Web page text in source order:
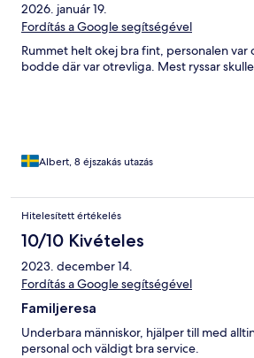
2026. január 19.
Fordítás a Google segítségével
Rummet helt okej bra fint, personalen var
bodde där var otrevliga. Mest ryssar
Albert, 8 éjszakás utazás
Hitelesített értékelés
10/10 Kivételes
2023. december 14.
Fordítás a Google segítségével
Familjeresa
Underbara människor, hjälper till med
personal och väldigt bra service.